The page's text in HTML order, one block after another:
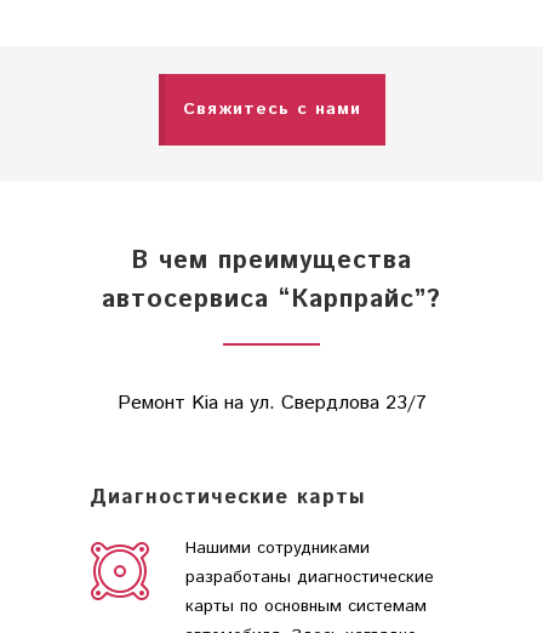
Свяжитесь с нами
В чем преимущества
автосервиса “Карпрайс”?
Ремонт Kia на ул. Свердлова 23/7
Диагностические карты
Нашими сотрудниками
разработаны диагностические
карты по основным системам